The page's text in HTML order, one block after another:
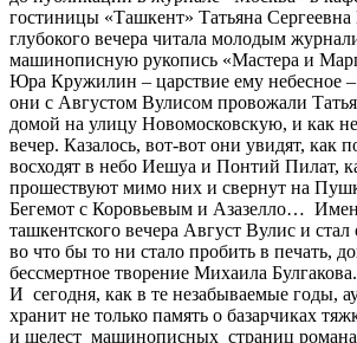
гостиницы «Ташкент» Татьяна Сергеевна
глубокого вечера читала молодым
машинописную рукопись «Мастера и
Юра Кружилин – царствие ему небесное –
они с Августом Вулисом провожали
домой на улицу Новомосковскую, и как
вечер. Казалось, вот-вот они увидят, как
восходят в небо Иешуа и Понтий Пилат,
прошествуют мимо них и свернут на
Бегемот с Коровьевым и Азазелло…
ташкентского вечера Август Вулис и
во что бы то ни стало пробить в печать,
бессмертное творение Михаила Булгакова.
И сегодня, как в те незабываемые годы,
хранит не только память о базарчиках
и шелест машинописных страниц